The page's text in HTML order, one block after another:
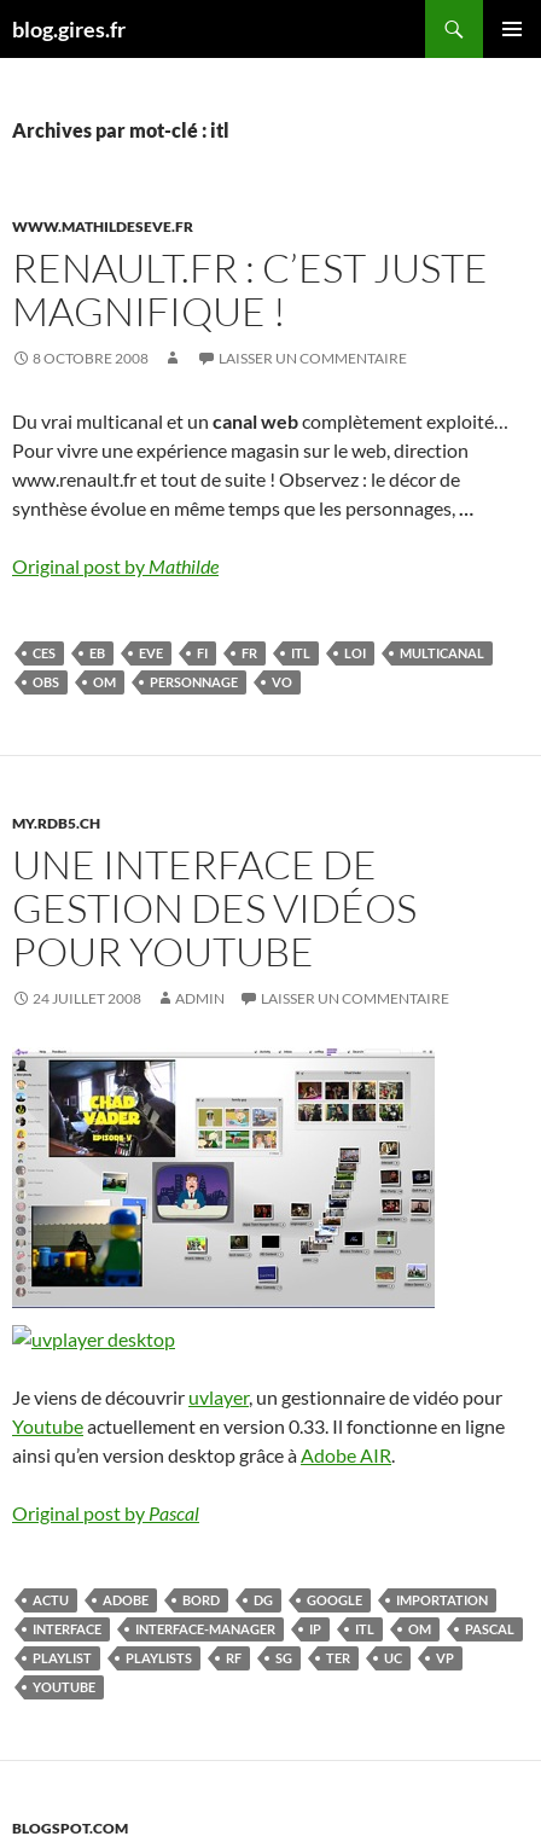
aublog.gires.fr
Archives par mot-clé : itl
WWW.MATHILDESEVE.FR
RENAULT.FR : C’EST JUSTE
MAGNIFIQUE !
8 OCTOBRE 2008 LAISSER UN COMMENTAIRE
Du vrai multicanal et un canal webcomplètement exploité…
Pour vivre une expérience magasin sur le web, direction
www.renault.fr et tout de suite ! Observez : le décor de
synthèse évolue en même temps que les personnages,…
Original post by Mathilde
CES EB EVE FI FR ITL LOI
MULTICANAL
OBS
OM PERSONNAGE VO
MY.RDB5.CH
UNE INTERFACE DE
GESTION DES VIDÉOS
POUR YOUTUBE
24 JUILLET 2008 ADMIN LAISSER UN COMMENTAIRE
Je viens de découvrir uvlayer, un gestionnaire de vidéo pour
Youtubeactuellement en version 0.33. Il fonctionne en ligne
ainsi qu’en version desktop grâce àAdobe AIR.
Original post by Pascal
ACTU ADOBE BORD DG GOOGLE
IMPORTATION
INTERFACE
INTERFACE-MANAGER IP ITL OM
PASCAL
PLAYLIST
PLAYLISTS RF SG TER UC
VP
YOUTUBE
BLOGSPOT.COM